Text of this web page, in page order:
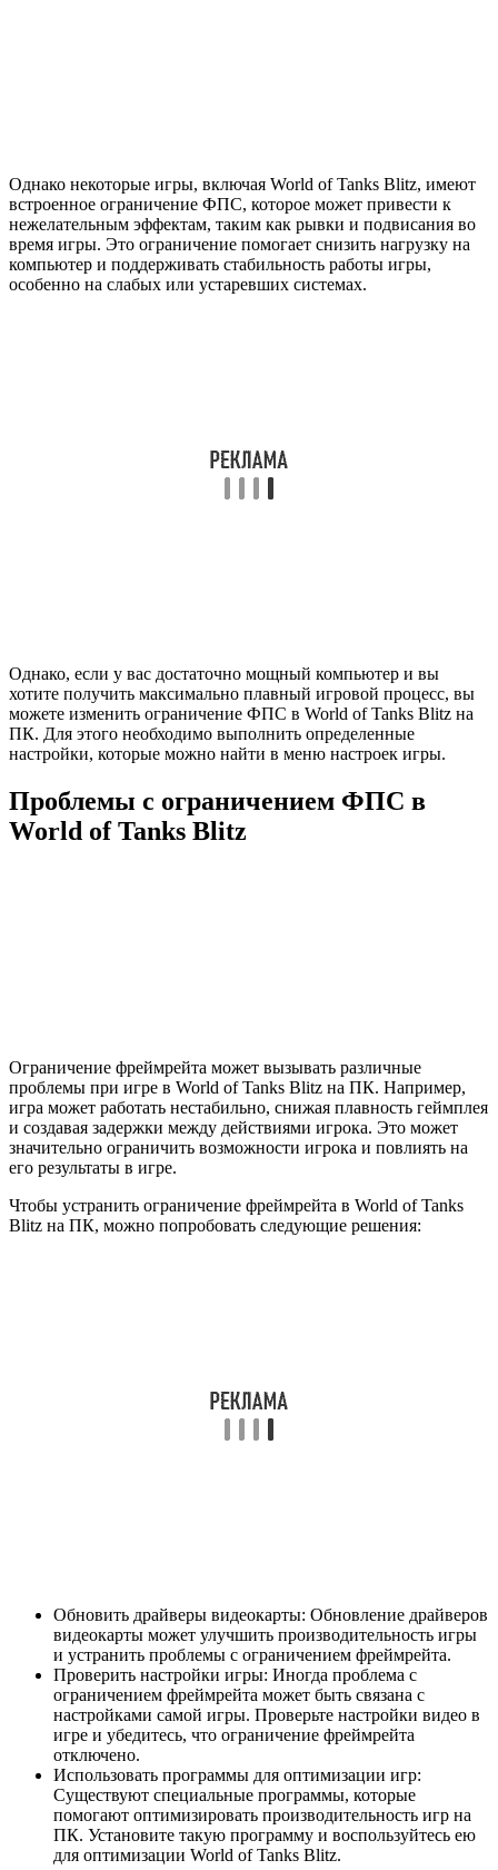
Однако некоторые игры, включая World of Tanks Blitz, имеют
встроенное ограничение ФПС, которое может привести к
нежелательным эффектам, таким как рывки и подвисания во
время игры. Это ограничение помогает снизить нагрузку на
компьютер и поддерживать стабильность работы игры,
особенно на слабых или устаревших системах.
Однако, если у вас достаточно мощный компьютер и вы
хотите получить максимально плавный игровой процесс, вы
можете изменить ограничение ФПС в World of Tanks Blitz на
ПК. Для этого необходимо выполнить определенные
настройки, которые можно найти в меню настроек игры.
Проблемы с ограничением ФПС в
World of Tanks Blitz
Ограничение фреймрейта может вызывать различные
проблемы при игре в World of Tanks Blitz на ПК. Например,
игра может работать нестабильно, снижая плавность геймплея
и создавая задержки между действиями игрока. Это может
значительно ограничить возможности игрока и повлиять на
его результаты в игре.
Чтобы устранить ограничение фреймрейта в World of Tanks
Blitz на ПК, можно попробовать следующие решения:
Обновить драйверы видеокарты: Обновление драйверов
видеокарты может улучшить производительность игры
и устранить проблемы с ограничением фреймрейта.
Проверить настройки игры: Иногда проблема с
ограничением фреймрейта может быть связана с
настройками самой игры. Проверьте настройки видео в
игре и убедитесь, что ограничение фреймрейта
отключено.
Использовать программы для оптимизации игр:
Существуют специальные программы, которые
помогают оптимизировать производительность игр на
ПК. Установите такую программу и воспользуйтесь ею
для оптимизации World of Tanks Blitz.